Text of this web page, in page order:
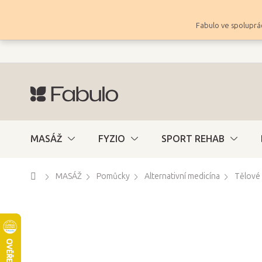
Fabulo ve
MASÁŽ FYZIO SPORT REHAB
DomůMASÁŽ Pomůcky Alternativní medicína Tělové